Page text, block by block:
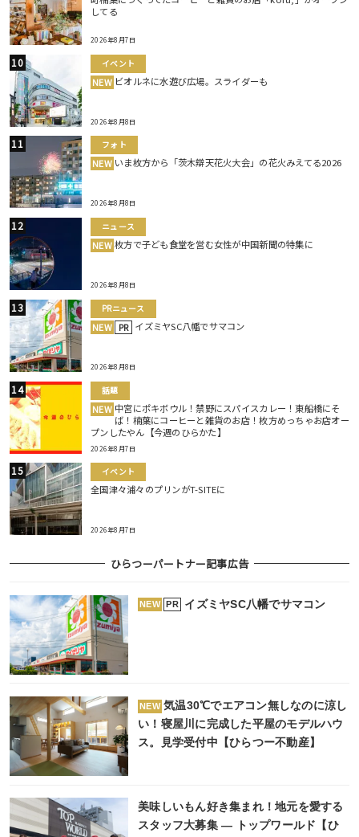
してる
2026年8月7日
イベント
NEW ビオルネに水遊び広場。スライダーも
2026年8月8日
フォト
NEW いま枚方から「茨木辯天花火大会」の花火みえてる2026
2026年8月8日
ニュース
NEW 枚方で子ども食堂を営む女性が中国新聞の特集に
2026年8月8日
PRニュース
NEW PR イズミヤSC八幡でサマコン
2026年8月8日
話題
NEW 中宮にポキボウル！禁野にスパイスカレー！東船橋にそ
ば！楠葉にコーヒーと雑貨のお店！枚方めっちゃお店オー
プンしたやん【今週のひらかた】
2026年8月7日
イベント
全国津々浦々のプリンがT-SITEに
2026年8月7日
ひらつーパートナー記事広告
NEW PR イズミヤSC八幡でサマコン
NEW 気温30℃でエアコン無しなのに涼し
い！寝屋川に完成した平屋のモデルハウ
ス。見学受付中【ひらつー不動産】
美味しいもん好き集まれ！地元を愛する
スタッフ大募集 ― トップワールド【ひ